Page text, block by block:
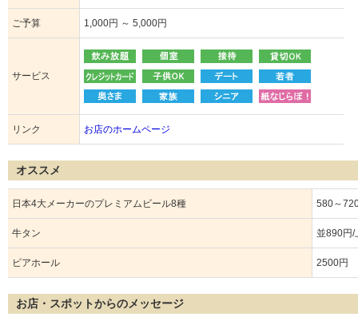
ご予算 1,000円 ～ 5,000円
サービス
リンク お店のホームページ
オススメ
日本4大メーカーのプレミアムビール8種 580～
牛タン 並890円/
ビアホール 2500円
お店・スポットからのメッセージ